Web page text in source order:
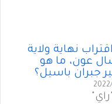
نهاية ولاية
عون، ما هو
جبران باسيل؟